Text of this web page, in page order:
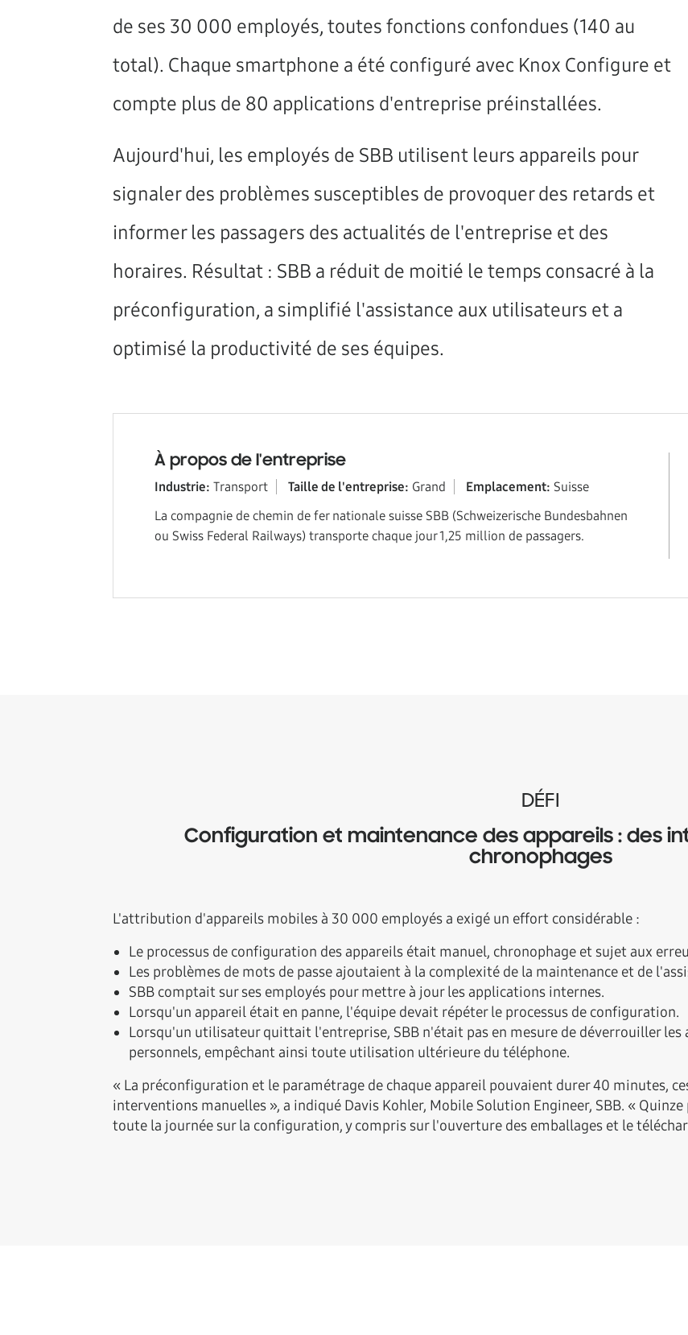
de ses 30 000 employés, toutes fonctions confondues (140 au
total). Chaque smartphone a été configuré avec Knox Configure et
compte plus de 80 applications d'entreprise préinstallées.
Aujourd'hui, les employés de SBB utilisent leurs appareils pour
signaler des problèmes susceptibles de provoquer des retards et
informer les passagers des actualités de l'entreprise et des
horaires. Résultat : SBB a réduit de moitié le temps consacré à la
préconfiguration, a simplifié l'assistance aux utilisateurs et a
optimisé la productivité de ses équipes.
À propos de l'entreprise
Industrie: Transport Taille de l'entreprise: Grand Emplacement: Suisse
La compagnie de chemin de fer nationale suisse SBB (Schweizerische Bundesbahnen
ou Swiss Federal Railways) transporte chaque jour 1,25 million de passagers.
DÉFI
Configuration et maintenance des appareils : des
chronophages
L'attribution d'appareils mobiles à 30 000 employés a exigé un effort considérable :
Le processus de configuration des appareils était manuel, chronophage et sujet aux
Les problèmes de mots de passe ajoutaient à la complexité de la maintenance et de
SBB comptait sur ses employés pour mettre à jour les applications internes.
Lorsqu'un appareil était en panne, l'équipe devait répéter le processus de configuration.
Lorsqu'un utilisateur quittait l'entreprise, SBB n'était pas en mesure de déverrouiller les
personnels, empêchant ainsi toute utilisation ultérieure du téléphone.
« La préconfiguration et le paramétrage de chaque appareil pouvaient durer 40 minutes,
interventions manuelles », a indiqué Davis Kohler, Mobile Solution Engineer, SBB. «
toute la journée sur la configuration, y compris sur l'ouverture des emballages et le